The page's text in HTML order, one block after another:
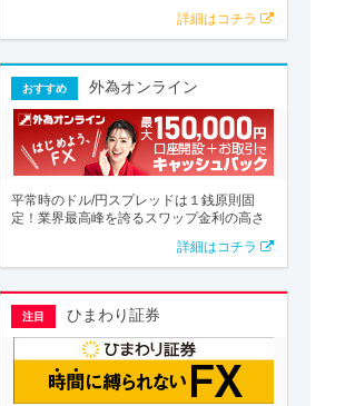
詳細はコチラ
おすすめ 外為オンライン
平常時のドル/円スプレッドは１銭原則固
定！業界最高峰を誇るスワップ金利の高さ
詳細はコチラ
注目 ひまわり証券